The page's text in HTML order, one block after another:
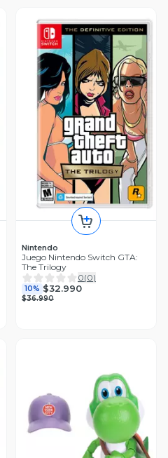
Nintendo
Juego Nintendo Switch GTA:
The Trilogy
0(0)
10% $32.990
$36.990